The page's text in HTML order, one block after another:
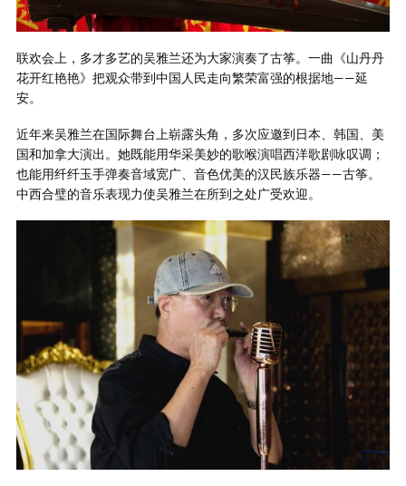
联欢会上，多才多艺的吴雅兰还为大家演奏了古筝。一曲《山丹丹
花开红艳艳》把观众带到中国人民走向繁荣富强的根据地——延
安。
近年来吴雅兰在国际舞台上崭露头角，多次应邀到日本、韩国、美
国和加拿大演出。她既能用华采美妙的歌喉演唱西洋歌剧咏叹调；
也能用纤纤玉手弹奏音域宽广、音色优美的汉民族乐器——古筝。
中西合璧的音乐表现力使吴雅兰在所到之处广受欢迎。